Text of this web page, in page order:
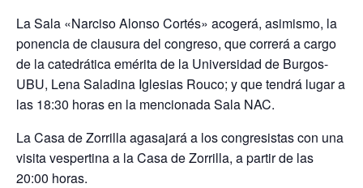
La Sala «Narciso Alonso Cortés» acogerá, asimismo, la
ponencia de clausura del congreso, que correrá a cargo
de la catedrática emérita de la Universidad de Burgos-
UBU, Lena Saladina Iglesias Rouco; y que tendrá lugar a
las 18:30 horas en la mencionada Sala NAC.
La Casa de Zorrilla agasajará a los congresistas con una
visita vespertina a la Casa de Zorrilla, a partir de las
20:00 horas.